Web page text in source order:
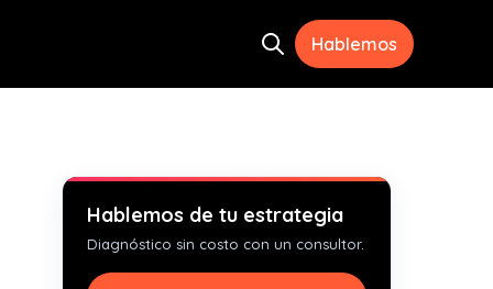
Open search
Hablemos
Hablemos de tu estrategia
Diagnóstico sin costo con un consultor.